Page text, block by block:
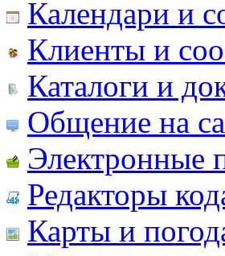
Календари и
Клиенты и
Каталоги и
Общение на
Электронные
Редакторы
Карты и